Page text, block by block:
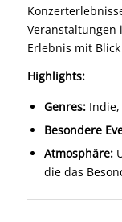
Veranstaltungen
Erlebnis mit
Highlights:
Genres:Indie,
Besondere
Atmosphäre:
die das